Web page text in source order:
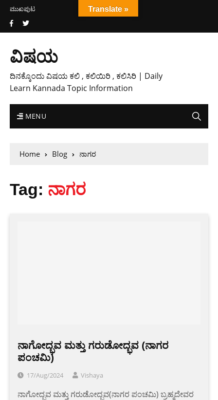
ಮುಖಪುಟ
ವಿಷಯ
ದಿನಕ್ಕೊಂದು ವಿಷಯ ಕಲಿ , ಕಲಿಯಿರಿ , ಕಲಿಸಿರಿ | Daily
Learn Kannada Topic Information
MENU
Home Blog ನಾಗರ
Tag: ನಾಗರ
ನಾಗೋದ್ಭವ ಮತ್ತು ಗರುಡೋದ್ಭವ (ನಾಗರ
ಪಂಚಮಿ)
17/Aug/2024 Vishaya
ನಾಗೋದ್ಭವ ಮತ್ತು ಗರುಡೋದ್ಭವ(ನಾಗರ ಪಂಚಮಿ) ಬ್ರಹ್ಮದೇವರ
Translate »